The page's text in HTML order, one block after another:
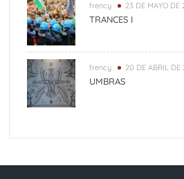
frency 23 DE MAYO DE
TRANCES I
frency 20 DE ABRIL DE
UMBRAS